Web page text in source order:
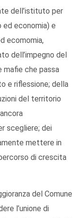
dell’istituto per
ed economia) e
ecomomia,
dell’impegno del
mafie che passa
e riflessione; della
del territorio
scegliere; dei
mettere in
di crescita
del Comune
l’unione di